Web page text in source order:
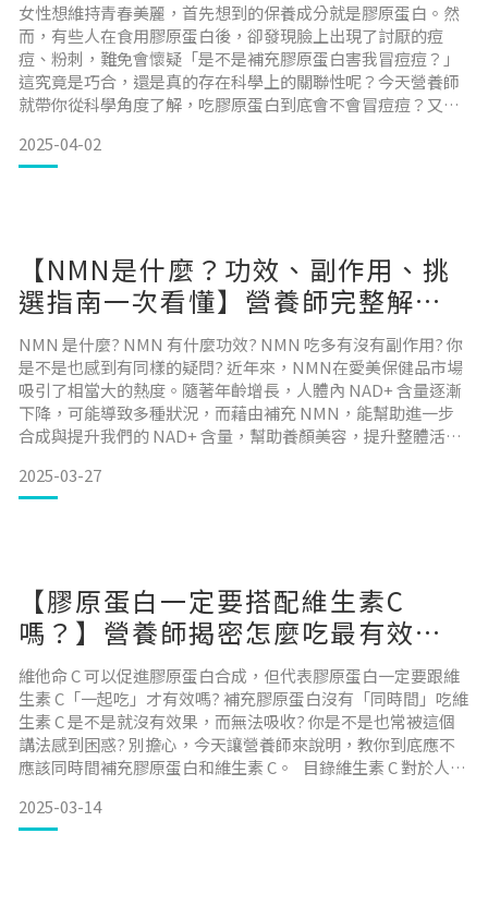
女性想維持青春美麗，首先想到的保養成分就是膠原蛋白。然
而，有些人在食用膠原蛋白後，卻發現臉上出現了討厭的痘
痘、粉刺，難免會懷疑「是不是補充膠原蛋白害我冒痘痘？」
這究竟是巧合，還是真的存在科學上的關聯性呢？今天營養師
就帶你從科學角度了解，吃膠原蛋白到底會不會冒痘痘？又有
會冒痘痘」的證據？膠原蛋白產品中「其他成分」間接引起痘
痘？哪些人吃膠原蛋白時可能比較容易冒痘？避免膠原蛋白冒
2025-04-02
【NMN是什麼？功效、副作用、挑
選指南一次看懂】營養師完整解析
NMN
NMN 是什麼? NMN 有什麼功效? NMN 吃多有沒有副作用? 你
是不是也感到有同樣的疑問? 近年來，NMN在愛美保健品市場
吸引了相當大的熱度。隨著年齡增長，人體內 NAD+ 含量逐漸
下降，可能導致多種狀況，而藉由補充 NMN，能幫助進一步
合成與提升我們的 NAD+ 含量，幫助養顏美容，提升整體活
處，以及如何挑選高品質 NMN 保健品。 目錄什麼是 NMN？
NMN 對人體健康的功效 NMN 食用禁忌與注意事項 NMN 與其
2025-03-27
【膠原蛋白一定要搭配維生素C
嗎？】營養師揭密怎麼吃最有效，
補對才有感！
維他命 C 可以促進膠原蛋白合成，但代表膠原蛋白一定要跟維
生素 C「一起吃」才有效嗎? 補充膠原蛋白沒有「同時間」吃維
生素 C 是不是就沒有效果，而無法吸收? 你是不是也常被這個
講法感到困惑? 別擔心，今天讓營養師來說明，教你到底應不
應該同時間補充膠原蛋白和維生素 C。 目錄維生素 C 對於人體
效嗎?維生素 C 添加在膠原蛋白中的影響如何正確補充膠原蛋白
和維生素 C?總結 維生素C對於人體健康效益維生素 C 在體內擁
2025-03-14